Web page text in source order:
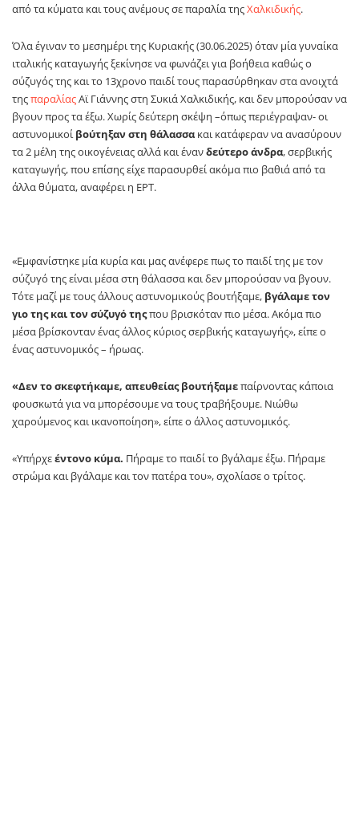
από τα κύματα και τους ανέμους σε παραλία τηςΧαλκιδικής.
Όλα έγιναν το μεσημέρι της Κυριακής (30.06.2025) όταν μία γυναίκα
ιταλικής καταγωγής ξεκίνησε να φωνάζει για βοήθεια καθώς ο
σύζυγός της και το 13χρονο παιδί τους παρασύρθηκαν στα ανοιχτά
τηςπαραλίαςΑϊ Γιάννης στη Συκιά Χαλκιδικής, και δεν μπορούσαν να
βγουν προς τα έξω. Χωρίς δεύτερη σκέψη –όπως περιέγραψαν- οι
αστυνομικοί βούτηξαν στη θάλασσα και κατάφεραν να ανασύρουν
τα 2 μέλη της οικογένειας αλλά και ένανδεύτερο άνδρα, σερβικής
καταγωγής, που επίσης είχε παρασυρθεί ακόμα πιο βαθιά από τα
άλλα θύματα, αναφέρει η ΕΡΤ.
«Εμφανίστηκε μία κυρία και μας ανέφερε πως το παιδί της με τον
σύζυγό της είναι μέσα στη θάλασσα και δεν μπορούσαν να βγουν.
Τότε μαζί με τους άλλους αστυνομικούς βουτήξαμε, βγάλαμε τον
γιο της και τον σύζυγό τηςπου βρισκόταν πιο μέσα. Ακόμα πιο
μέσα βρίσκονταν ένας άλλος κύριος σερβικής καταγωγής», είπε ο
ένας αστυνομικός – ήρωας.
«Δεν το σκεφτήκαμε, απευθείας βουτήξαμεπαίρνοντας κάποια
φουσκωτά για να μπορέσουμε να τους τραβήξουμε. Νιώθω
χαρούμενος και ικανοποίηση», είπε ο άλλος αστυνομικός.
«Υπήρχεέντονο κύμα. Πήραμε το παιδί το βγάλαμε έξω. Πήραμε
στρώμα και βγάλαμε και τον πατέρα του», σχολίασε ο τρίτος.